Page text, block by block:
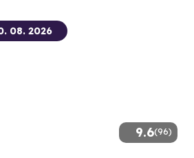
9.6(96)
08. 2026